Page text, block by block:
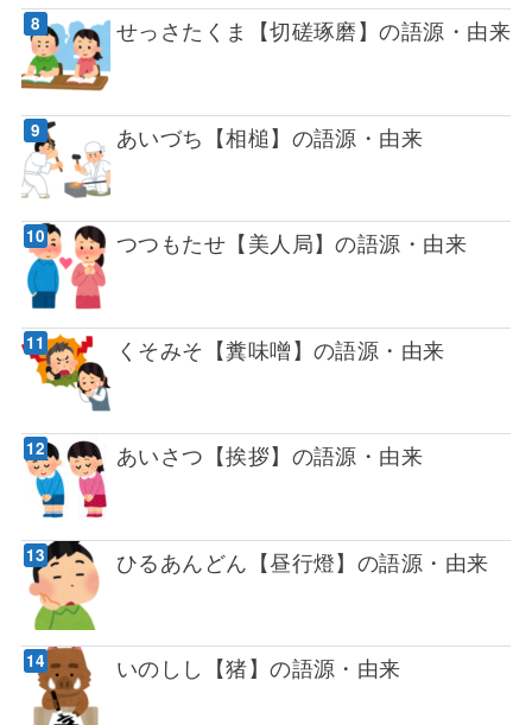
せっさたくま【切磋琢磨】の語源・由来
あいづち【相槌】の語源・由来
つつもたせ【美人局】の語源・由来
くそみそ【糞味噌】の語源・由来
あいさつ【挨拶】の語源・由来
ひるあんどん【昼行燈】の語源・由来
いのしし【猪】の語源・由来